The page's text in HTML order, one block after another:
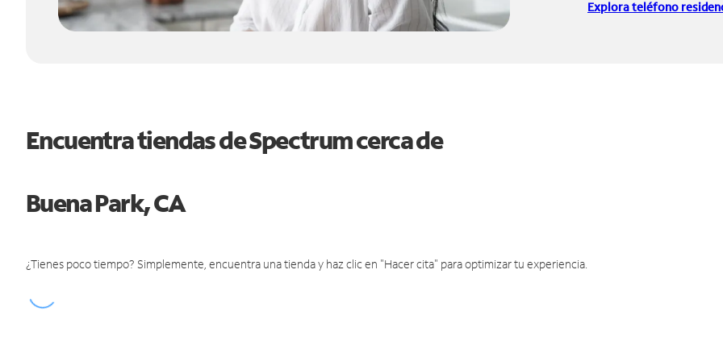
Explora teléfono
Encuentra tiendas de Spectrum cerca de
Buena Park, CA
¿Tienes poco tiempo? Simplemente, encuentra una tienda y haz clic en "Hacer cita" para optimizar tu experiencia.